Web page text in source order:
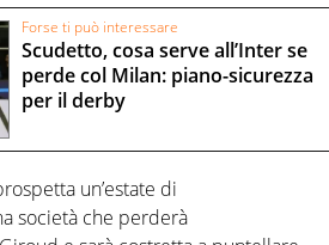
Forse ti può interessare
Scudetto, cosa serve all’Inter se
perde col Milan: piano-sicurezza
per il derby
un’estate di
società che perderà